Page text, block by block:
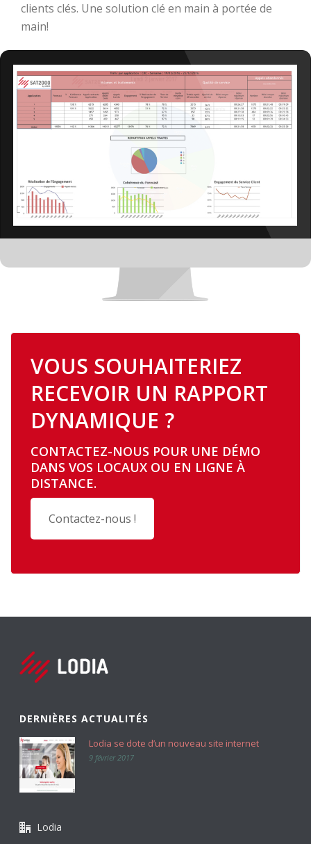
clients clés. Une solution clé en main à portée de
main!
VOUS SOUHAITERIEZ
RECEVOIR UN RAPPORT
DYNAMIQUE ?
CONTACTEZ-NOUS POUR UNE DÉMO
DANS VOS LOCAUX OU EN LIGNE À
DISTANCE.
Contactez-nous !
DERNIÈRES ACTUALITÉS
Lodia se dote d’un nouveau site internet
9 février 2017
Lodia